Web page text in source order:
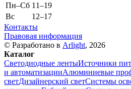
Пн–Cб 11–19
Вс
12–17
Контакты
Правовая информация
© Разработано в Arlight, 2026
Каталог
Светодиодные лентыИсточники
и автоматизацииАлюминиевые
светДизайнерский светСистемы